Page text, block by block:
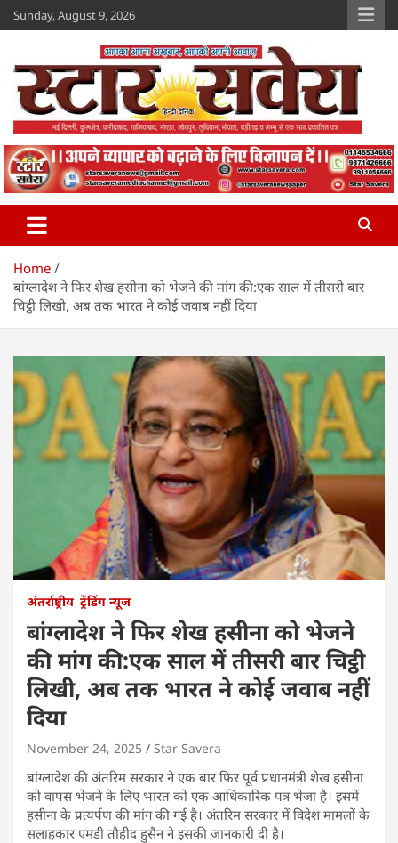
Skip
to
Sunday, August 9, 2026
Star Savera
www.starsavera.com
Home
बांग्लादेश ने फिर शेख हसीना को भेजने की मांग की:एक साल में तीसरी बार
चिट्ठी लिखी, अब तक भारत ने कोई जवाब नहीं दिया
अंतर्राष्ट्रीय ट्रेंडिंग न्यूज
बांग्लादेश ने फिर शेख हसीना को भेजने
की मांग की:एक साल में तीसरी बार चिट्ठी
लिखी, अब तक भारत ने कोई जवाब नहीं
दिया
November 24, 2025 Star Savera
बांग्लादेश की अंतरिम सरकार ने एक बार फिर पूर्व प्रधानमंत्री शेख हसीना
को वापस भेजने के लिए भारत को एक आधिकारिक पत्र भेजा है। इसमें
हसीना के प्रत्यर्पण की मांग की गई है। अंतरिम सरकार में विदेश मामलों के
सलाहकार एमडी तौहीद हुसैन ने इसकी जानकारी दी है।